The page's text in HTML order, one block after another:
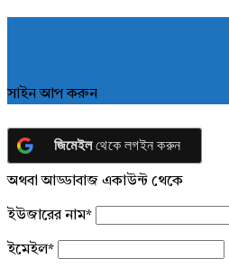
সাইন আপ করুন
জিমেইলথেকে লগইন করুন
অথবা আড্ডাবাজ একাউন্ট থেকে
ইউজারের নাম*
ইমেইল*